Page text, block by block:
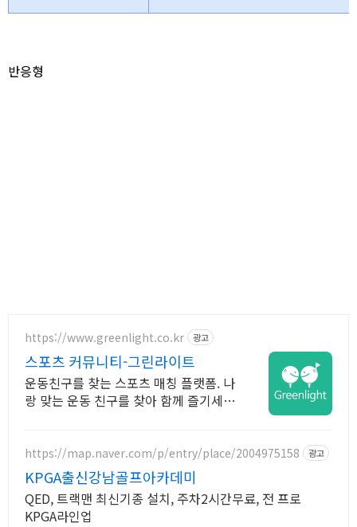
반응형
https://www.greenlight.co.kr 광고
스포츠 커뮤니티-그린라이트
운동친구를 찾는 스포츠 매칭 플랫폼. 나
랑 맞는 운동 친구를 찾아 함께 즐기세
https://map.naver.com/p/entry/place/2004975158 광고
KPGA출신강남골프아카데미
QED, 트랙맨 최신기종 설치, 주차2시간무료, 전 프로
KPGA라인업